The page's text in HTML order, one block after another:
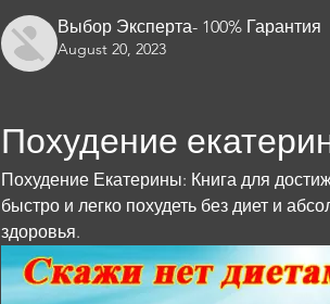
Выбор Эксперта- 100% Гарантия
August 20, 2023
Похудение
Похудение Екатерины: Книга для
быстро и легко похудеть без диет и
здоровья.